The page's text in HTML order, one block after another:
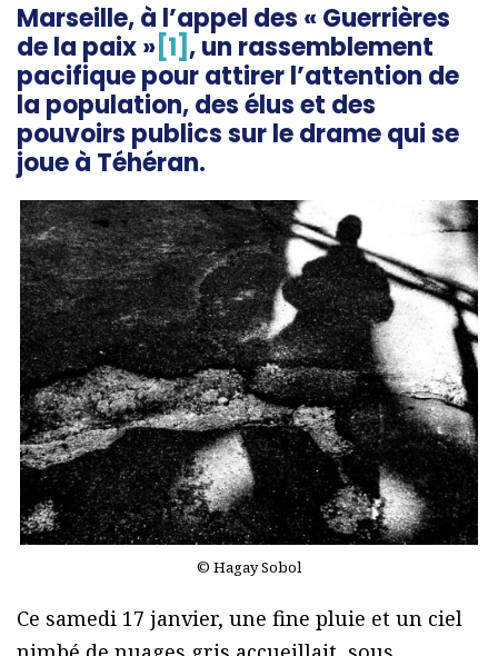
Marseille, à l’appel des « Guerrières
de la paix »[1], un rassemblement
pacifique pour attirer l’attention de
la population, des élus et des
pouvoirs publics sur le drame qui se
joue à Téhéran.
© Hagay Sobol
Ce samedi 17 janvier, une fine pluie et un ciel